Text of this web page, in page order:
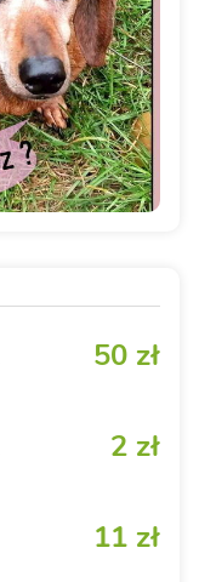
50 zł
2 zł
11 zł